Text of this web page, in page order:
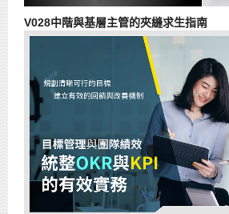
V028中階與基層主管的夾縫求生指南